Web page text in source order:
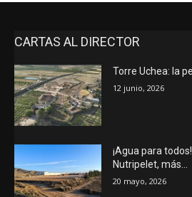
CARTAS AL DIRECTOR
Torre Uchea: la
12 junio, 2026
¡Agua para
Nutripelet, más…
20 mayo, 2026